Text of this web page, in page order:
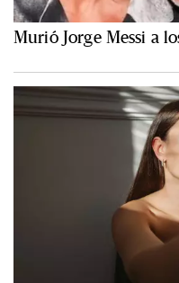
Murió Jorge Messi a